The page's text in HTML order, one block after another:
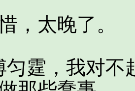
太晚了。
霆，我对不